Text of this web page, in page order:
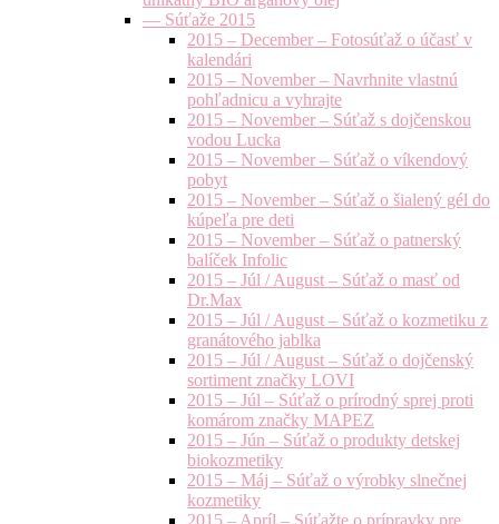
— Súťaže 2015
2015 – December – Fotosúťaž o účasť v
kalendári
2015 – November – Navrhnite vlastnú
pohľadnicu a vyhrajte
2015 – November – Súťaž s dojčenskou
vodou Lucka
2015 – November – Súťaž o víkendový
pobyt
2015 – November – Súťaž o šialený gél do
kúpeľa pre deti
2015 – November – Súťaž o patnerský
balíček Infolic
2015 – Júl / August – Súťaž o masť od
Dr.Max
2015 – Júl / August – Súťaž o kozmetiku z
granátového jablka
2015 – Júl / August – Súťaž o dojčenský
sortiment značky LOVI
2015 – Júl – Súťaž o prírodný sprej proti
komárom značky MAPEZ
2015 – Jún – Súťaž o produkty detskej
biokozmetiky
2015 – Máj – Súťaž o výrobky slnečnej
kozmetiky
2015 – Apríl – Súťažte o prípravky pre